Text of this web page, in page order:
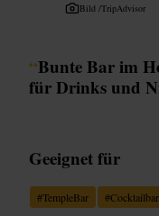
Bild /TripAdvisor
“Bunte Bar im
für Drinks und
Geeignet für
#TempleBar #Cocktailbar